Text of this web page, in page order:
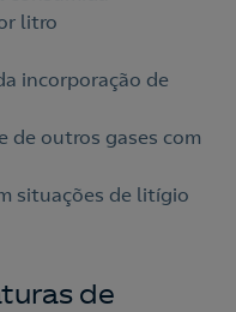
litro
incorporação de
e de outros gases com
situações de litígio
de